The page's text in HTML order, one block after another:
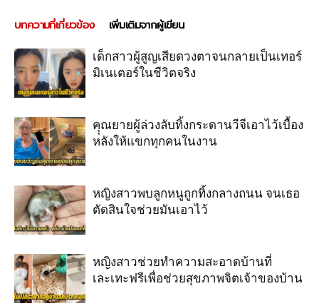
บทความที่เกี่ยวข้อง เพิ่มเติมจากผู้เขียน
เด็กสาวผู้สูญเสียดวงตาจนกลายเป็นเทอร์
มิเนเตอร์ในชีวิตจริง
คุุณยายผู้ล่วงลับทิ้งกระดานวีจีเอาไว้เบื้อง
หลังให้แขกทุกคนในงาน
หญิงสาวพบลูกหนูถูกทิ้งกลางถนน จนเธอ
ตัดสินใจช่วยมันเอาไว้
หญิงสาวช่วยทำความสะอาดบ้านที่
เละเทะฟรีเพื่อช่วยสุขภาพจิตเจ้าของบ้าน